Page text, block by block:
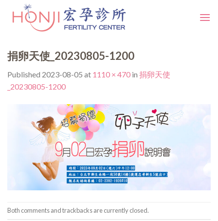
捐卵天使_20230805-1200
Published 2023-08-05 at 1110 × 470 in 捐卵天使
_20230805-1200
Both comments and trackbacks are currently closed.